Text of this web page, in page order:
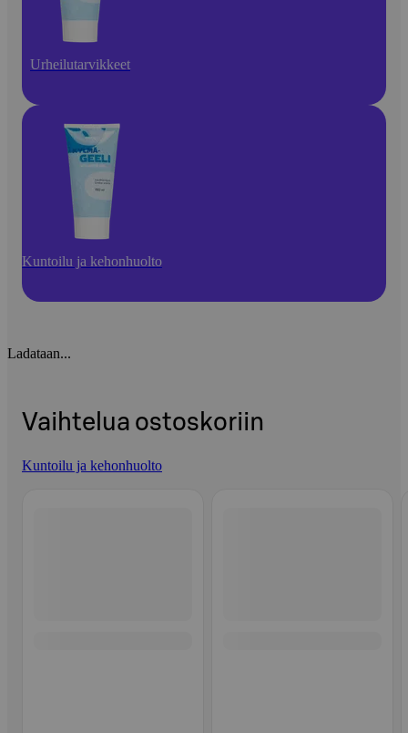
Urheilutarvikkeet
Kuntoilu ja kehonhuolto
Ladataan...
Vaihtelua ostoskoriin
Kuntoilu ja kehonhuolto